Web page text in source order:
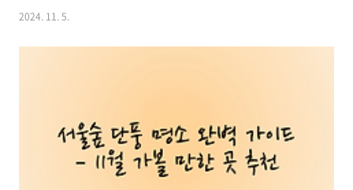
멋진 경관을 선사합니다. 서울 단풍 명소 여섯 곳에서 가을의 절정을 만
풍길 2. 상암 하늘공원 - 코스모스와 억새가 만개한 하늘정원 3. 덕수궁 -
울 관광 및 맛집 추천 바로가기1. 서울숲 - 은행나무와 메타..
2024. 11. 5.